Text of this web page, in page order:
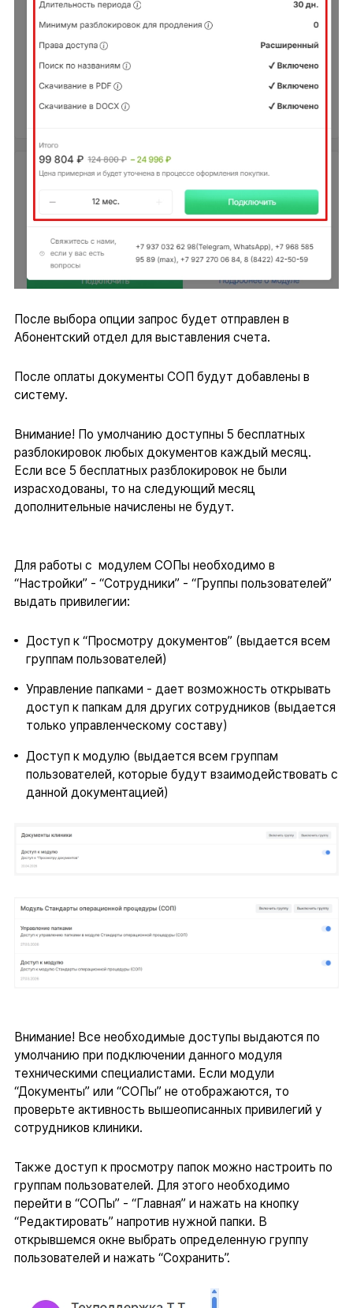
После выбора опции запрос будет отправлен в
Абонентский отдел для выставления счета.
После оплаты документы СОП будут добавлены в
систему.
Внимание! По умолчанию доступны 5 бесплатных
разблокировок любых документов каждый месяц.
Если все 5 бесплатных разблокировок не были
израсходованы, то на следующий месяц
дополнительные начислены не будут.
Для работы с модулем СОПы необходимо в
“Настройки” - “Сотрудники” - “Группы пользователей”
выдать привилегии:
Доступ к “Просмотру документов” (выдается всем
группам пользователей)
Управление папками - дает возможность открывать
доступ к папкам для других сотрудников (выдается
только управленческому составу)
Доступ к модулю (выдается всем группам
пользователей, которые будут взаимодействовать с
данной документацией)
Внимание! Все необходимые доступы выдаются по
умолчанию при подключении данного модуля
техническими специалистами. Если модули
“Документы” или “СОПы” не отображаются, то
проверьте активность вышеописанных привилегий у
сотрудников клиники.
Также доступ к просмотру папок можно настроить по
группам пользователей. Для этого необходимо
перейти в “СОПы” - “Главная” и нажать на кнопку
“Редактировать” напротив нужной папки. В
открывшемся окне выбрать определенную группу
пользователей и нажать “Сохранить”.